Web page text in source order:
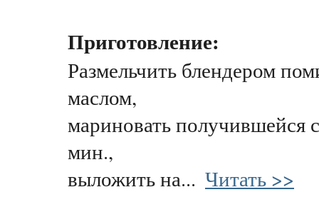
Приготовление:
Размельчить блендером
маслом,
мариновать
мин.,
выложить на... Читать >>